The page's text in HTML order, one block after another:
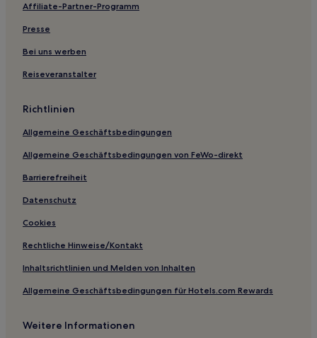
Kněžpole Hotels
Hotels mit Parkplatz in Kroměříž
Hotels mit Parkplatz in Zlín
Affiliate-Partner-Programm
Presse
Bei uns werben
Reiseveranstalter
Richtlinien
Allgemeine Geschäftsbedingungen
Allgemeine Geschäftsbedingungen von FeWo-direkt
Barrierefreiheit
Datenschutz
Cookies
Rechtliche Hinweise/Kontakt
Inhaltsrichtlinien und Melden von Inhalten
Allgemeine Geschäftsbedingungen für Hotels.com Rewards
Weitere Informationen